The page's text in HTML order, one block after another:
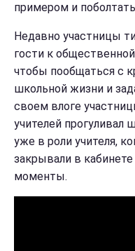
примером и
Недавно участницы
гости к
чтобы пообщаться с
школьной жизни и
своем влоге
учителей прогуливал
уже в роли учителя,
закрывали в
моменты.